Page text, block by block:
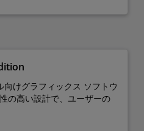
けグラフィックス ソフトウ
の高い設計で、ユーザーの